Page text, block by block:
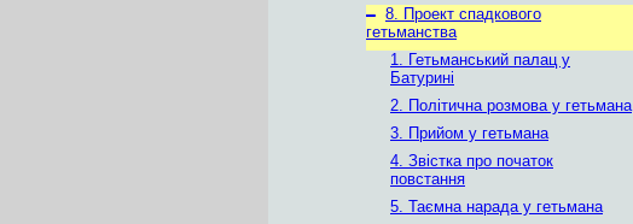
– 8. Проект спадкового
гетьманства
1. Гетьманський палац у
Батурині
2. Політична розмова у гетьмана
3. Прийом у гетьмана
4. Звістка про початок
повстання
5. Таємна нарада у гетьмана